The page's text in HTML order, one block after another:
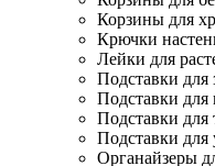
Корзины для
Крючки
Лейки для
Подставки для
Подставки для
Подставки для
Подставки
Органайзеры